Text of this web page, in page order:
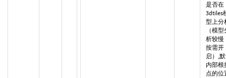
是否在
3dtiles
型上分
（模
析较慢
按需开
启）,
内部根
点的位